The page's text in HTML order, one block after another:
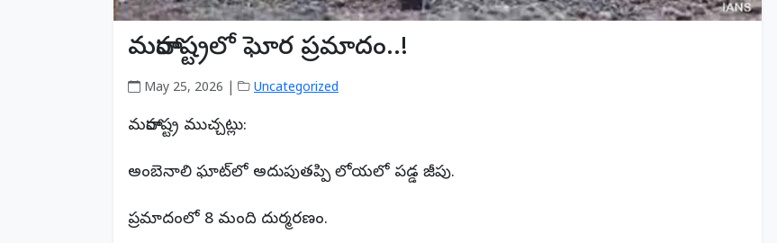
మహారాష్ట్రలో ఘోర ప్రమాదం..!
May 25, 2026 | Uncategorized
మహారాష్ట్ర ముచ్చట్లు:
అంబెనాలి ఘాట్‌లో అదుపుతప్పి లోయలో పడ్డ జీపు.
ప్రమాదంలో 8 మంది దుర్మరణం.